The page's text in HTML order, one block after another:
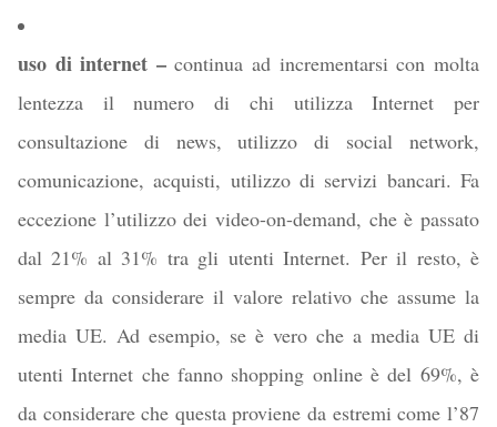
uso di internet –continua ad incrementarsi con molta
lentezza il numero di chi utilizza Internet per
consultazione di news, utilizzo di social network,
comunicazione, acquisti, utilizzo di servizi bancari. Fa
eccezione l’utilizzo dei video-on-demand, che è passato
dal 21% al 31% tra gli utenti Internet. Per il resto, è
sempre da considerare il valore relativo che assume la
media UE. Ad esempio, se è vero che a media UE di
utenti Internet che fanno shopping online è del 69%, è
da considerare che questa proviene da estremi come l’87